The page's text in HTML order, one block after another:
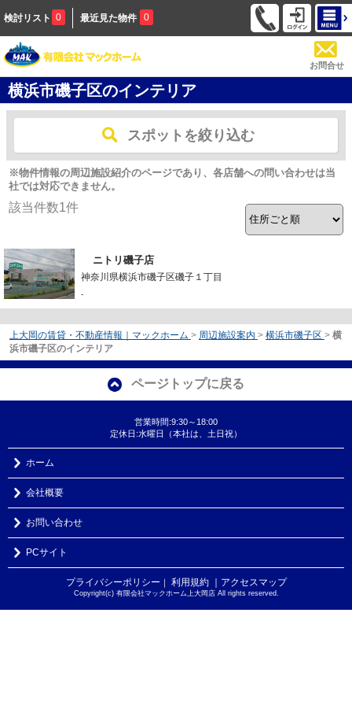
検討リスト 0 最近見た物件 0
お問合せ
横浜市磯子区のインテリア
スポットを絞り込む
※物件情報の周辺施設紹介のページであり、各店舗への問い合わせは当
社では対応できません。
該当件数1件
ニトリ磯子店
神奈川県横浜市磯子区磯子１丁目
-
上大岡の賃貸・不動産情報｜マックホーム > 周辺施設案内 > 横浜市磯子区 > 横
浜市磯子区のインテリア
ページトップに戻る
営業時間:9:30～18:00
定休日:水曜日（本社は、土日祝）
ホーム
会社概要
お問い合わせ
PCサイト
プライバシーポリシー ｜ 利用規約 ｜アクセスマップ
Copyright(c) 有限会社マックホーム上大岡店 All rights reserved.